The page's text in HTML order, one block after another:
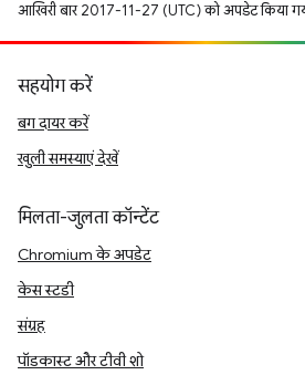
आखिरी बार 2017-11-27 (UTC) को अपडेट किया
सहयोग करें
बग दायर करें
खुली समस्याएं देखें
मिलता-जुलता कॉन्टेंट
Chromium के अपडेट
केस स्टडी
संग्रह
पॉडकास्ट और टीवी शो